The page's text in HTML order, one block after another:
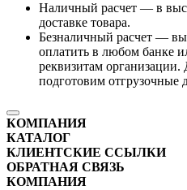
Наличный расчет — в
доставке товара.
Безналичный расчет —
оплатить в любом банке
реквизитам
подготовим отгрузочные
КОМПАНИЯ
КАТАЛОГ
КЛИЕНТСКИЕ ССЫЛКИ
ОБРАТНАЯ СВЯЗЬ
КОМПАНИЯ